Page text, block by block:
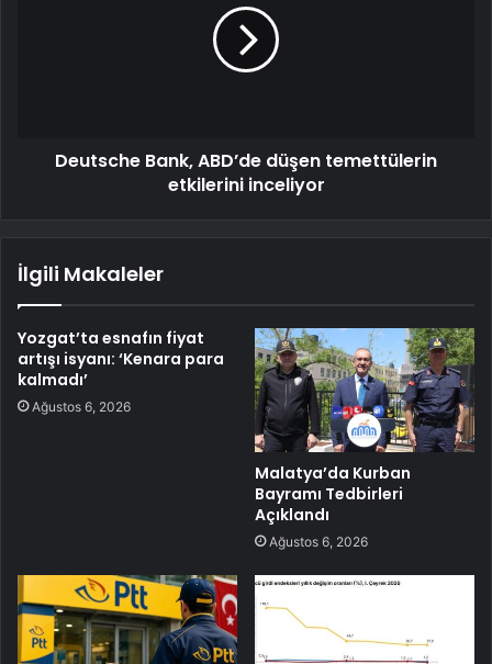
Deutsche Bank, ABD’de düşen temettülerin
etkilerini inceliyor
İlgili Makaleler
Yozgat’ta esnafın fiyat
artışı isyanı: ‘Kenara para
kalmadı’
Ağustos 6, 2026
Malatya’da Kurban
Bayramı Tedbirleri
Açıklandı
Ağustos 6, 2026